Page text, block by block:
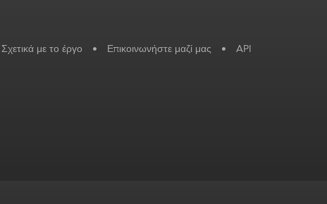
Σχετικά με το έργο • Επικοινωνήστε μαζί μας • API